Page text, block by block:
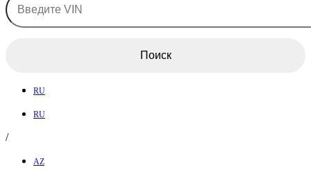
Поиск
RU
RU
/
AZ